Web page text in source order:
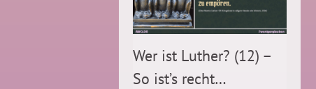
Wer ist Luther? (12) –
So ist’s recht…